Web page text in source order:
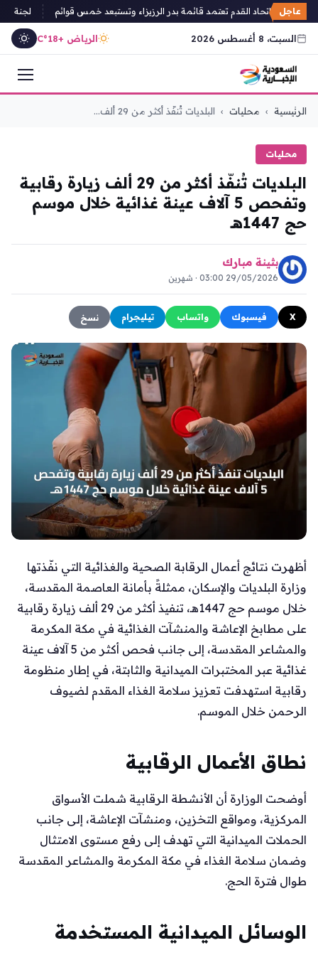
عاجل
انتخابات اتحاد القدم تعتمد قائمة بدر الرزيزاء وتستبعد خمس قوائم لجنة
السبت، 8 أغسطس 2026 الرياض +18°C
التجاوز
الرئيسية › محليات › البلديات تُنفّذ أكثر من 29 ألف...
محليات
البلديات تُنفّذ أكثر من 29 ألف زيارة رقابية
وتفحص 5 آلاف عينة غذائية خلال موسم
حج 1447هـ
بثينة مبارك
29/05/2026 03:00 · شهرين
X فيسبوك واتساب تيليجرام نسخ
أظهرت نتائج أعمال الرقابة الصحية والغذائية التي نفّذتها
وزارة البلديات والإسكان، ممثلةً بأمانة العاصمة المقدسة،
خلال موسم حج 1447هـ، تنفيذ أكثر من 29 ألف زيارة رقابية
على مطابخ الإعاشة والمنشآت الغذائية في مكة المكرمة
والمشاعر المقدسة، إلى جانب فحص أكثر من 5 آلاف عينة
غذائية عبر المختبرات الميدانية والثابتة، في إطار منظومة
رقابية استهدفت تعزيز سلامة الغذاء المقدم لضيوف
الرحمن خلال الموسم.
نطاق الأعمال الرقابية
أوضحت الوزارة أن الأنشطة الرقابية شملت الأسواق
المركزية، ومواقع التخزين، ومنشآت الإعاشة، إلى جانب
الحملات الميدانية التي تهدف إلى رفع مستوى الامتثال
وضمان سلامة الغذاء في مكة المكرمة والمشاعر المقدسة
طوال فترة الحج.
الوسائل الميدانية المستخدمة